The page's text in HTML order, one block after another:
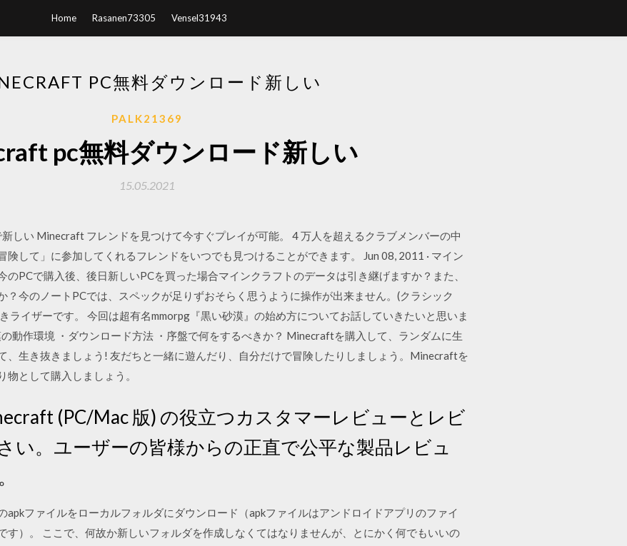
Home Rasanen73305 Vensel31943
PC無料ダウンロード新しい
PALK21369
pc無料ダウンロード新しい
15.05.2021
しい Minecraft フレンドを見つけて今すぐプレイが可能。 4 万人を超えるクラブメンバーの中
して」に参加してくれるフレンドをいつでも見つけることができます。 Jun 08, 2011 · マイン
のPCで購入後、後日新しいPCを買った場合マインクラフトのデータは引き継げますか？また、
？今のノートPCでは、スペックが足りずおそらく思うように操作が出来ません。(クラシック
ライザーです。 今回は超有名mmorpg『黒い砂漠』の始め方についてお話していきたいと思いま
動作環境 ・ダウンロード方法 ・序盤で何をするべきか？ Minecraftを購入して、ランダムに生
、生き抜きましょう! 友だちと一緒に遊んだり、自分だけで冒険したりしましょう。Minecraftを
として購入しましょう。
(PC/Mac 版) の役立つカスタマーレビューとレビ
い。ユーザーの皆様からの正直で公平な製品レビュ
apkファイルをローカルフォルダにダウンロード（apkファイルはアンドロイドアプリのファイ
す）。 ここで、何故か新しいフォルダを作成しなくてはなりませんが、とにかく何でもいいの